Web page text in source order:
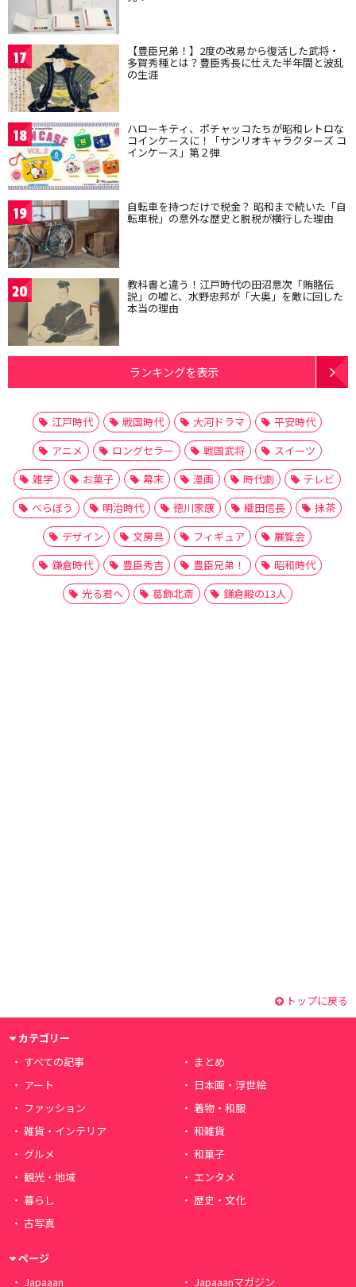
17 【豊臣兄弟！】2度の改易から復活した武将・
多賀秀種とは？豊臣秀長に仕えた半年間と波乱
の生涯
18 ハローキティ、ポチャッコたちが昭和レトロな
コインケースに！「サンリオキャラクターズ コ
インケース」第２弾
19 自転車を持つだけで税金？ 昭和まで続いた「自
転車税」の意外な歴史と脱税が横行した理由
20 教科書と違う！江戸時代の田沼意次「賄賂伝
説」の嘘と、水野忠邦が「大奥」を敵に回した
本当の理由
ランキングを表示
江戸時代 戦国時代 大河ドラマ
平安時代
アニメ
ロングセラー 戦国武将
スイーツ
雑学
お菓子 幕末 漫画 時代劇
テレビ
べらぼう
明治時代 徳川家康 織田信長
抹茶
デザイン
文房具 フィギュア
展覧会
鎌倉時代
豊臣秀吉 豊臣兄弟！
昭和時代
光る君へ
葛飾北斎 鎌倉殿の13人
トップに戻る
カテゴリー
すべての記事
まとめ
アート
日本画・浮世絵
ファッション
着物・和服
雑貨・インテリア
和雑貨
グルメ
和菓子
観光・地域
エンタメ
暮らし
歴史・文化
古写真
ページ
Japaaan
Japaaanマガジン